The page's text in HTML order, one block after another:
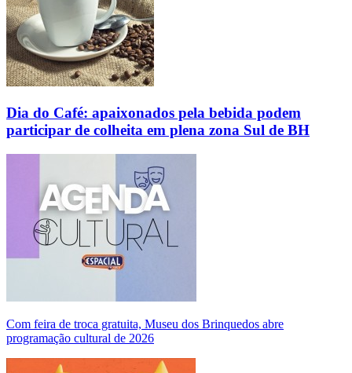
Dia do Café: apaixonados pela bebida podem
participar de colheita em plena zona Sul de BH
Com feira de troca gratuita, Museu dos Brinquedos abre
programação cultural de 2026